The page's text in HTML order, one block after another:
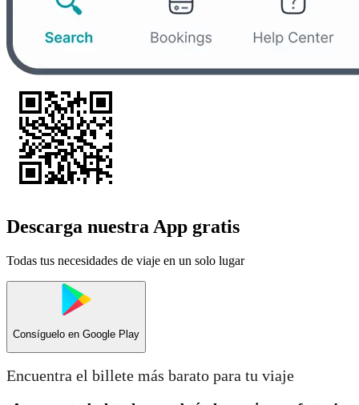
Descarga nuestra App gratis
Todas tus necesidades de viaje en un solo lugar
Consíguelo en Google Play
Encuentra el billete más barato para tu viaje